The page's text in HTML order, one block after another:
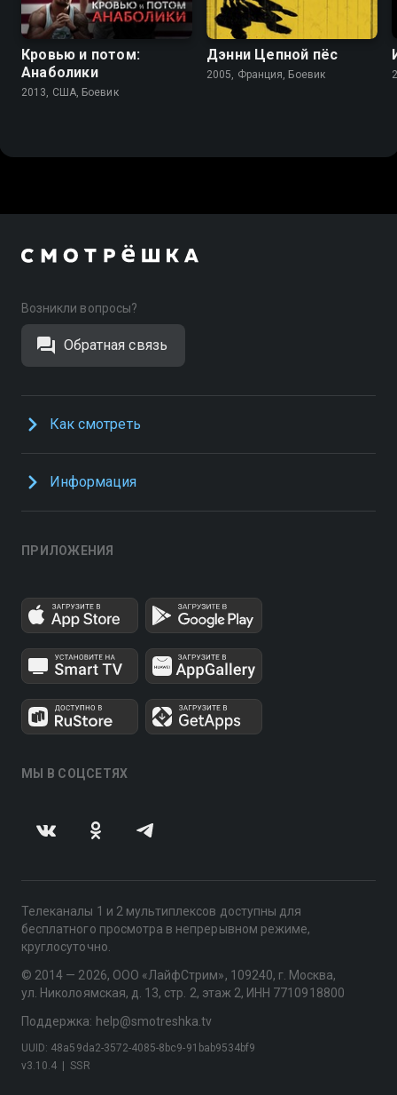
Кровью и потом:
Анаболики
2013, США, Боевик
Дэнни Цепной пёс
2005, Франция, Боевик
Возникли вопросы?
Обратная связь
Как смотреть
Информация
ПРИЛОЖЕНИЯ
МЫ В СОЦСЕТЯХ
Телеканалы 1 и 2 мультиплексов доступны для
бесплатного просмотра в непрерывном режиме,
круглосуточно.
© 2014 — 2026, ООО «ЛайфСтрим», 109240, г. Москва,
ул. Николоямская, д. 13, стр. 2, этаж 2, ИНН 7710918800
Поддержка: help@smotreshka.tv
v3.10.4 SSR
UUID: 48a59da2-3572-4085-8bc9-91bab9534bf9